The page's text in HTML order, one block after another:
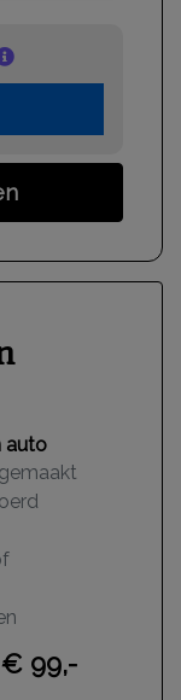
auto
€ 99,-